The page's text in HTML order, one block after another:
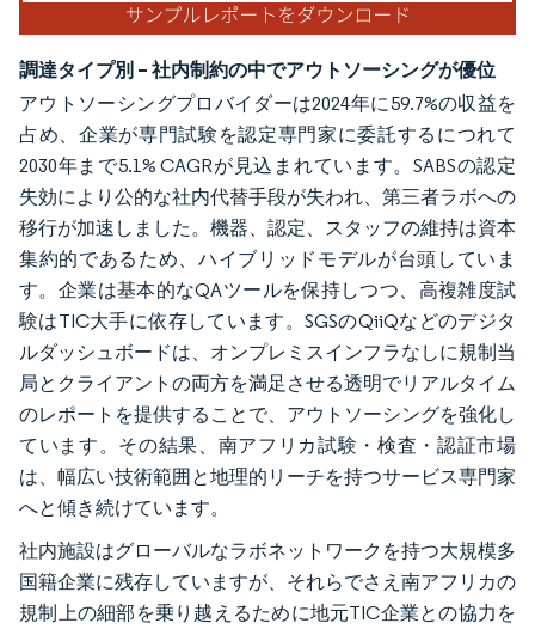
調達タイプ別 – 社内制約の中でアウトソーシングが優位
アウトソーシングプロバイダーは2024年に59.7%の収益を
占め、企業が専門試験を認定専門家に委託するにつれて
2030年まで5.1% CAGRが見込まれています。SABSの認定
失効により公的な社内代替手段が失われ、第三者ラボへの
移行が加速しました。機器、認定、スタッフの維持は資本
集約的であるため、ハイブリッドモデルが台頭していま
す。企業は基本的なQAツールを保持しつつ、高複雑度試
験はTIC大手に依存しています。SGSのQiiQなどのデジタ
ルダッシュボードは、オンプレミスインフラなしに規制当
局とクライアントの両方を満足させる透明でリアルタイム
のレポートを提供することで、アウトソーシングを強化し
ています。その結果、南アフリカ試験・検査・認証市場
は、幅広い技術範囲と地理的リーチを持つサービス専門家
へと傾き続けています。
社内施設はグローバルなラボネットワークを持つ大規模多
国籍企業に残存していますが、それらでさえ南アフリカの
規制上の細部を乗り越えるために地元TIC企業との協力を